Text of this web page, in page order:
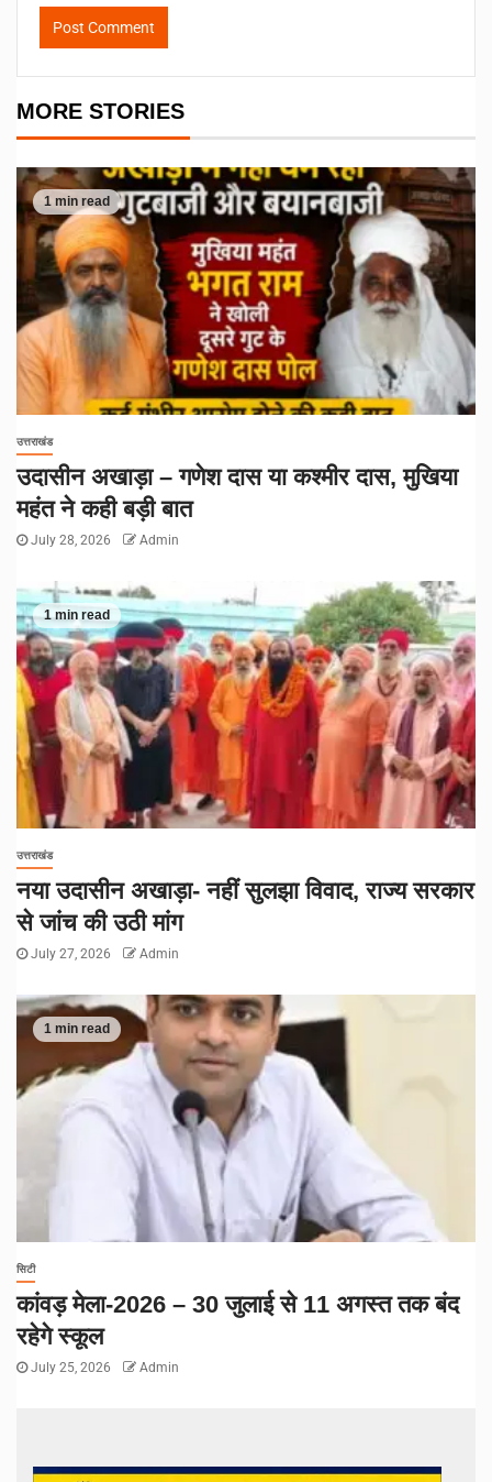
MORE STORIES
1 min read
उत्तराखंड
उदासीन अखाड़ा – गणेश दास या कश्मीर दास, मुखिया
महंत ने कही बड़ी बात
July 28, 2026 Admin
1 min read
उत्तराखंड
नया उदासीन अखाड़ा- नहीं सुलझा विवाद, राज्य सरकार
से जांच की उठी मांग
July 27, 2026 Admin
1 min read
सिटी
कांवड़ मेला-2026 – 30 जुलाई से 11 अगस्त तक बंद
रहेगे स्कूल
July 25, 2026 Admin